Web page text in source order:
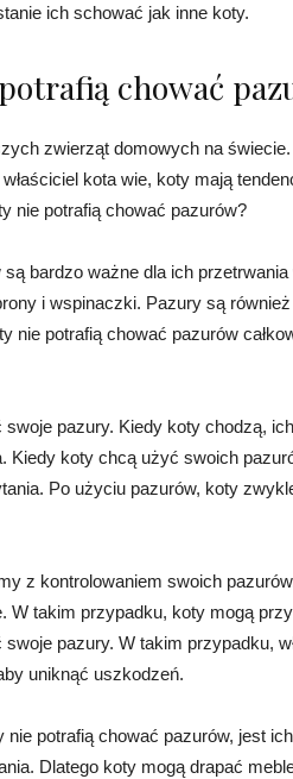
ich schować jak inne koty.
chować
zwierząt domowych na
kota wie, koty mają
nie potrafią chować pazurów?
bardzo ważne dla ich
i wspinaczki. Pazury są
nie potrafią chować pazurów
pazury. Kiedy koty chodzą,
Kiedy koty chcą użyć swoich
Po użyciu pazurów, koty
z kontrolowaniem swoich
W takim przypadku, koty mogą
pazury. W takim przypadku,
uniknąć uszkodzeń.
potrafią chować pazurów, jest
Dlatego koty mogą drapać